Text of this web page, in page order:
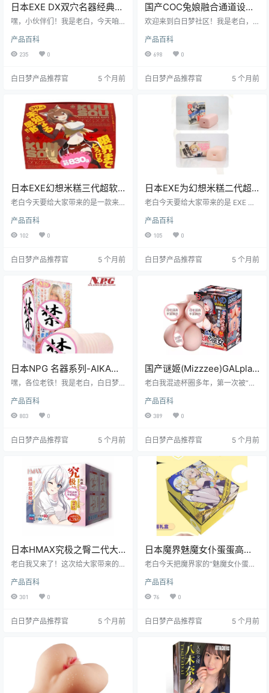
日本EXE DX双穴名器经典款
硅胶材质高刺激双通道飞机
嘿，小伙伴们！我是老白，今天咱
双穴名器经典款飞机杯。这玩意儿
可是老白我测评过的一款相当有料
的产品，无论是从材质、设计还是
来，就让我带你一探究竟！
产品百科
235 0
白日梦产品推荐官 5 个月前
国产COC兔娘融合通道设计
飞机杯测评报告
欢迎来到白日梦社区！我是老白，
师。今天，咱们就来好好唠唠COC
兔娘这款飞机杯。兔娘作为COC家
的明星产品，凭借其独特的融合通
众多玩家的喜爱。接下来，我将从
使用场景、适用人群、优缺点总结
以及购买建议等多个方面，为大家
带来这款飞机杯的全面测评。
产品百科
698 0
白日梦产品推荐官 5 个月前
日本EXE幻想米糕三代超软
动漫飞机杯测评报告
老白今天要给大家带来的是一款来
杯。这款飞机杯以其极致的柔软度
和独特的设计，成为了市场上备受
关注的产品。它不仅适合喜欢慢玩
的人带来不一样的感受。
产品百科
102 0
白日梦产品推荐官 5 个月前
日本EXE为幻想米糕二代超
柔软低刺激飞机杯测评报告
老白今天要给大家带来的是 EXE 品
评。这款飞机杯以其超柔软的材质
和独特的使用体验，吸引了众多玩
家的关注。接下来，我将从多个维
和使用感受。
产品百科
105 0
白日梦产品推荐官 5 个月前
日本NPG 名器系列-AIKA真
实AI智能仿生通道飞机杯测
嘿，各位老铁！我是老白，白日梦
好唠唠日本NPG的名器系列-AIKA飞
机杯。这款飞机杯可是打着真实AI智
产品百科
803 0
白日梦产品推荐官 5 个月前
国产谜姬(Mizzzee)GALplay
豪乳女巫半身倒模高刺激测
老白我混迹杯圈多年，第一次被“女
接把“肉感+魔法”写进DNA：半拉身
子沉甸甸往腿上一放，宿舍上铺瞬
根“魔法纤维”，看看到底是真有咒，
产品百科
389 0
白日梦产品推荐官 5 个月前
日本HMAX究极之臀二代大
臀倒模高刺激飞机杯测评报
老白我又来了！这次给大家带来的
个让老白测评时差点闪到腰的“重量
级选手”。这款大臀倒模飞机杯，凭
注意。别被它憨态可掬的外表骗
狱级”，包裹感也强到让人怀疑人
生。今天，老白就从材质、设计、
使用体验到清洁保养，全方位给大
家剖析这款“臀”中霸主的真面目。
产品百科
301 0
白日梦产品推荐官 5 个月前
日本魔界魅魔女仆蛋蛋高刺
激便携名器测评报告
老白今天把魔界家的“魅魔女仆蛋蛋”
室抽屉，它像一颗黑色小精灵随时
待命。别看它个头迷你，通道里却
分钟交作业？它帮你。想锻炼延
篇 4000 字长文，老白用哲学系的
辩证思维带你拆解这颗“蛋”的里里外
外，看完再决定要不要让它爬进你
的购物车里行跪礼。
产品百科
76 0
白日梦产品推荐官 5 个月前